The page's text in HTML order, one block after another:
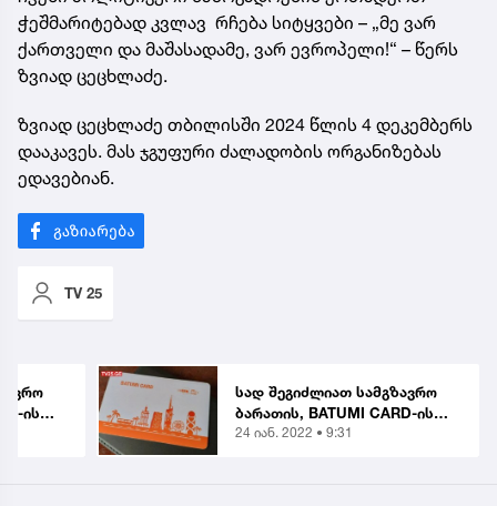
ჭეშმარიტებად კვლავ რჩება სიტყვები – „მე ვარ
ქართველი და მაშასადამე, ვარ ევროპელი!“ – წერს
ზვიად ცეცხლაძე.
ზვიად ცეცხლაძე თბილისში 2024 წლის 4 დეკემბერს
დააკავეს. მას ჯგუფური ძალადობის ორგანიზებას
ედავებიან.
TV 25
ის
სად შეგიძლიათ სამგზავრო
ბარათის, BATUMI CARD-ის
შეძენა? - ობიექტების
24 იან. 2022 • 9:31